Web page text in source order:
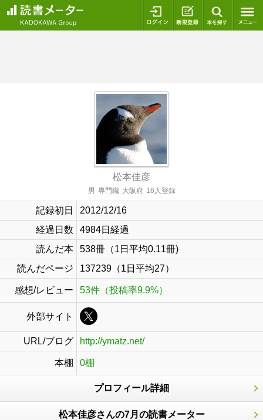
ログイン 新規登録
松本佳彦
男 専門職 大阪府 16人登録
記録初日
2012/12/16
経過日数
4984日経過
読んだ本
538冊（1日平均0.11冊)
読んだページ
137239（1日平均27）
感想/レビュー 53件（投稿率9.9%）
外部サイト
URL/ブログ http://ymatz.net/
本棚 0棚
プロフィール詳細
松本佳彦さんの7月の読書メーター